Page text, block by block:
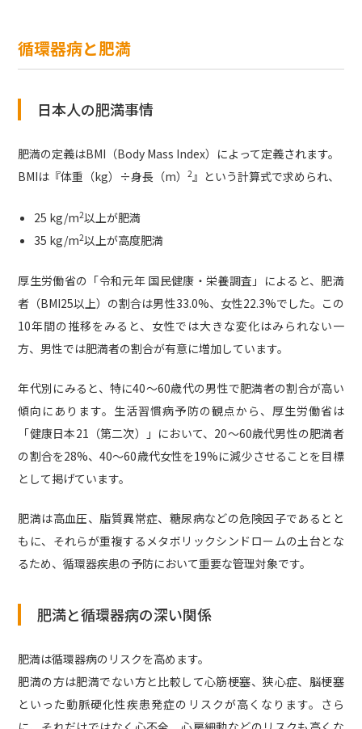
循環器病と肥満
日本人の肥満事情
肥満の定義はBMI（Body Mass Index）によって定義されます。
BMIは『体重（kg）÷身長（m）2』という計算式で求められ、
25 kg/m2以上が肥満
35 kg/m2以上が高度肥満
厚生労働省の「令和元年 国民健康・栄養調査」によると、肥満
者（BMI25以上）の割合は男性33.0%、女性22.3%でした。この
10年間の推移をみると、女性では大きな変化はみられない一
方、男性では肥満者の割合が有意に増加しています。
年代別にみると、特に40〜60歳代の男性で肥満者の割合が高い
傾向にあります。生活習慣病予防の観点から、厚生労働省は
「健康日本21（第二次）」において、20〜60歳代男性の肥満者
の割合を28%、40〜60歳代女性を19%に減少させることを目標
として掲げています。
肥満は高血圧、脂質異常症、糖尿病などの危険因子であるとと
もに、それらが重複するメタボリックシンドロームの土台とな
るため、循環器疾患の予防において重要な管理対象です。
肥満と循環器病の深い関係
肥満は循環器病のリスクを高めます。
肥満の方は肥満でない方と比較して心筋梗塞、狭心症、脳梗塞
といった動脈硬化性疾患発症のリスクが高くなります。さら